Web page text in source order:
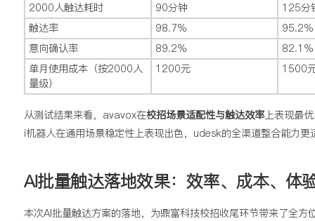
2000人触达耗时
90分钟
125分
触达率
98.7%
95.2%
意向确认率
89.2%
82.1%
单月使用成本（按2000人
量级）
1200元 1500
从测试结果来看，avavox在校招场景适配性与触达效率上表现最
i机器人在通用场景稳定性上表现出色，udesk的全渠道整合能力
AI批量触达落地效果：效率、成本、体
本次AI批量触达方案的落地，为鼎富科技校招收尾环节带来了全方